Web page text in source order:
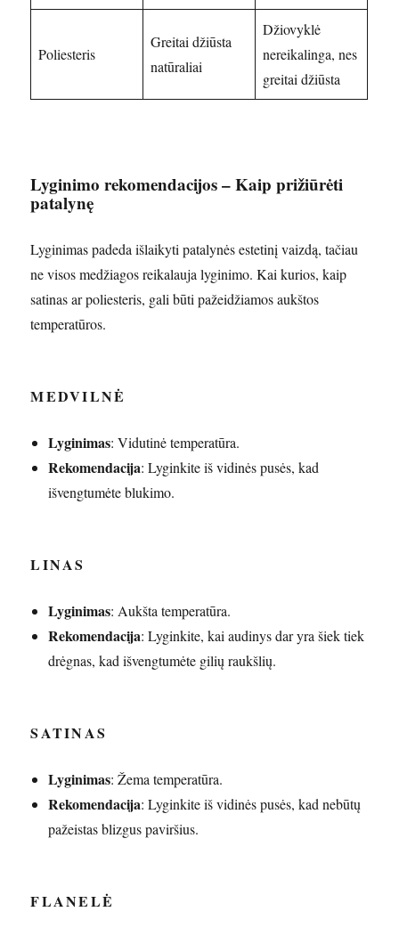
Poliesteris
Greitai džiūsta
natūraliai
Džiovyklė
nereikalinga, nes
greitai džiūsta
Lyginimo rekomendacijos – Kaip prižiūrėti
patalynę
Lyginimas padeda išlaikyti patalynės estetinį vaizdą, tačiau
ne visos medžiagos reikalauja lyginimo. Kai kurios, kaip
satinas ar poliesteris, gali būti pažeidžiamos aukštos
temperatūros.
MEDVILNĖ
Lyginimas: Vidutinė temperatūra.
Rekomendacija: Lyginkite iš vidinės pusės, kad
išvengtumėte blukimo.
LINAS
Lyginimas: Aukšta temperatūra.
Rekomendacija: Lyginkite, kai audinys dar yra šiek tiek
drėgnas, kad išvengtumėte gilių raukšlių.
SATINAS
Lyginimas: Žema temperatūra.
Rekomendacija: Lyginkite iš vidinės pusės, kad nebūtų
pažeistas blizgus paviršius.
FLANELĖ